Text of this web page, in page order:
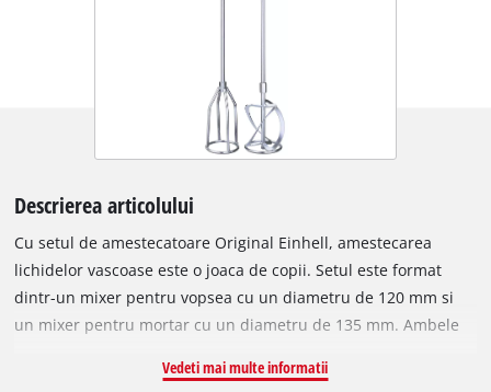
Descrierea articolului
Cu setul de amestecatoare Original Einhell, amestecarea
lichidelor vascoase este o joaca de copii. Setul este format
dintr-un mixer pentru vopsea cu un diametru de 120 mm si
un mixer pentru mortar cu un diametru de 135 mm. Ambele
amestecarea atat a lichidelor, cat si a materialelor vascoase. In
Vedeti mai multe informatii